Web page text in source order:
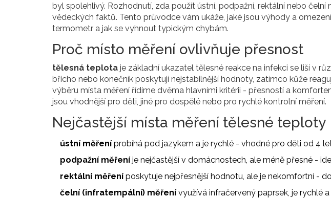
byl spolehlivý. Rozhodnutí, zda použít ústní, podpažní, rektální nebo čelní
vědeckých faktů. Tento průvodce vám ukáže, jaké jsou výhody a
termometr a jak se vyhnout typickým chybám.
Proč místo měření ovlivňuje přesnost
tělesná teplota je základní ukazatel tělesné reakce na infekci se liší v
břicho nebo konečník poskytují nejstabilnější hodnoty, zatímco kůže
výběru místa měření řídíme dvěma hlavními kritérii - přesností a
jsou vhodnější pro děti, jiné pro dospělé nebo pro rychlé kontrolní měření.
Nejčastější místa měření tělesné teploty
ústní měření probíhá pod jazykem a je rychlé - vhodné pro děti od 4
podpažní měření je nejčastější v domácnostech, ale méně přesné -
rektální měření poskytuje nejpřesnější hodnotu, ale je nekomfortní -
čelní (infratempální) měření využívá infračervený paprsek, je rychlé